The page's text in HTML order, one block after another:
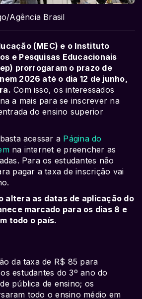
Agência Brasil
(MEC) e o Instituto
e Pesquisas Educacionais
prorrogaram o prazo de
2026 até o dia 12 de junho,
Com isso, os interessados
a mais para se inscrever na
do ensino superior
acessar a Página do
na internet e preencher as
Para os estudantes não
pagar a taxa de inscrição vai
altera as datas de aplicação do
marcado para os dias 8 e
todo o país.
da taxa de R$ 85 para
estudantes do 3º ano do
pública de ensino; os
todo o ensino médio em